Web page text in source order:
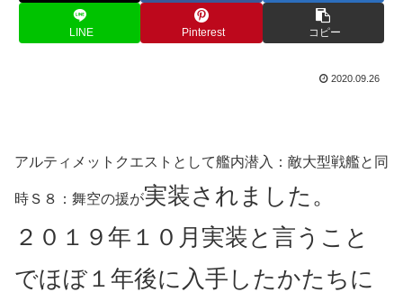
LINE Pinterest コピー
2020.09.26
アルティメットクエストとして艦内潜入：敵大型戦艦と同
時Ｓ８：舞空の援が実装されました。
２０１９年１０月実装と言うこと
でほぼ１年後に入手したかたちに